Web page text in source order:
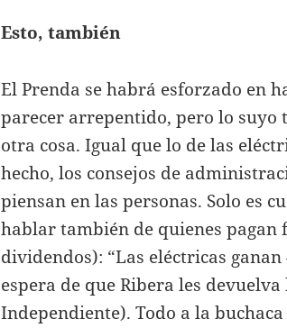
Esto, también
El Prenda se habrá esforzado en
parecer arrepentido, pero lo suyo
otra cosa. Igual que lo de las
hecho, los consejos de
piensan en las personas. Solo es
hablar también de quienes pagan
dividendos): “Las eléctricas
espera de que Ribera les
Independiente). Todo a la